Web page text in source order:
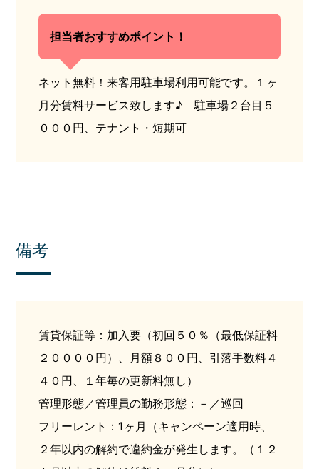
担当者おすすめポイント！
ネット無料！来客用駐車場利用可能です。１ヶ
月分賃料サービス致します♪ 駐車場２台目５
０００円、テナント・短期可
備考
賃貸保証等：加入要（初回５０％（最低保証料
２００００円）、月額８００円、引落手数料４
４０円、１年毎の更新料無し）
管理形態／管理員の勤務形態：－／巡回
フリーレント：1ヶ月（キャンペーン適用時、
２年以内の解約で違約金が発生します。（１２